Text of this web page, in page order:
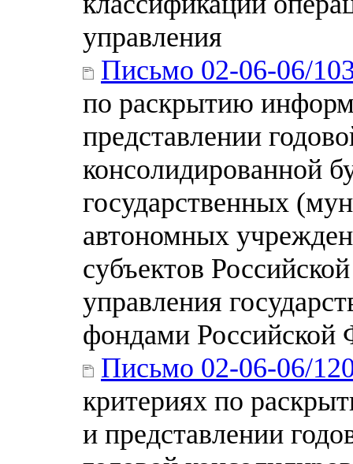
управления
Письмо 02-06-06/
по раскрытию
представлении
консолидированной
государственных
автономных
субъектов
управления
фондами Российской
Письмо 02-06-06/
критериях по
и представлении